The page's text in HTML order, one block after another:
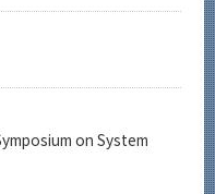
on System